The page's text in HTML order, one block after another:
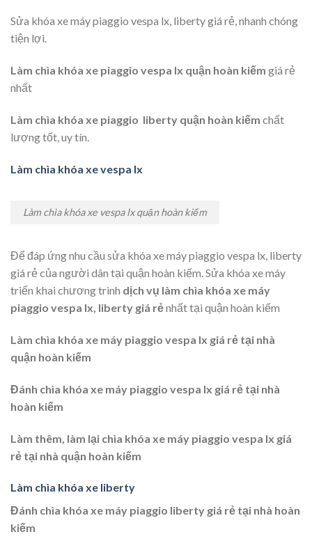
Sửa khóa xe máy piaggio vespa lx, liberty giá rẻ, nhanh chóng
tiện lợi.
Làm chìa khóa xe piaggio vespa lx quận hoàn kiếm giá rẻ
nhất
Làm chìa khóa xe piaggio liberty quận hoàn kiếm chất
lượng tốt, uy tín.
Làm chìa khóa xe vespa lx
Làm chìa khóa xe vespa lx quận hoàn kiếm
Để đáp ứng nhu cầu sửa khóa xe máy piaggio vespa lx, liberty
giá rẻ của người dân tại quận hoàn kiếm. Sửa khóa xe máy
triển khai chương trình dịch vụ làm chìa khóa xe máy
piaggio vespa lx, liberty giá rẻnhất tại quận hoàn kiếm
Làm chìa khóa xe máy piaggio vespa lx giá rẻ tại nhà
quận hoàn kiếm
Đánh chìa khóa xe máy piaggio vespa lx giá rẻ tại nhà
hoàn kiếm
Làm thêm, làm lại chìa khóa xe máy piaggio vespa lx giá
rẻ tại nhà quận hoàn kiếm
Làm chìa khóa xe liberty
Đánh chìa khóa xe máy piaggio liberty giá rẻ tại nhà hoàn
kiếm